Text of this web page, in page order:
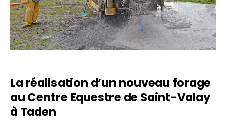
La réalisation d’un nouveau forage
au Centre Equestre de Saint-Valay
à Taden